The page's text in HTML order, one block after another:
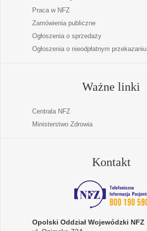
Praca w NFZ
Zamówienia publiczne
Ogłoszenia o sprzedaży
Ogłoszenia o nieodpłatnym przekazaniu
Ważne linki
Centrala NFZ
Ministerstwo Zdrowia
Kontakt
Opolski Oddział Wojewódzki NFZ